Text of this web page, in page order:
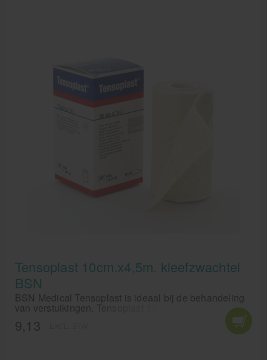
Tensoplast 10cm.x4,5m. kleefzwachtel
BSN
BSN Medical Tensoplast is ideaal bij de behandeling
van verstuikingen. Tensoplast 10 cm. is ideaal voor het
bandageren en zwachtelen van gewrichten in de
grotere ledematen.
9,13